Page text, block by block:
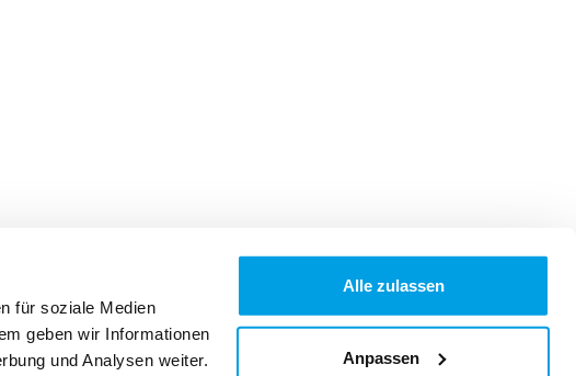
für soziale Medien
geben wir Informationen
und Analysen weiter.
Alle zulassen
Anpassen